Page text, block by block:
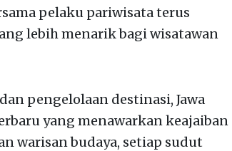
pelaku pariwisata terus
lebih menarik bagi wisatawan
pengelolaan destinasi, Jawa
yang menawarkan keajaiban
warisan budaya, setiap sudut